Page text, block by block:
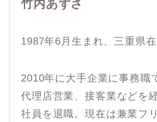
竹内あずさ
1987年6月生まれ、三重県在
2010年に大手企業に事務職
代理店営業、接客業などを
社員を退職。現在は兼業フ